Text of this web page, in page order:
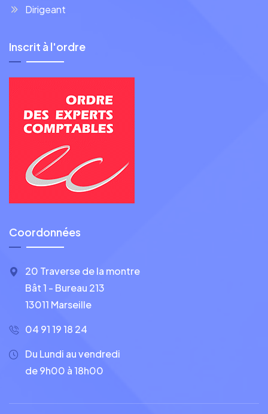
Dirigeant
Inscrit à l'ordre
Coordonnées
20 Traverse de la montre
Bât 1 - Bureau 213
13011 Marseille
04 91 19 18 24
Du Lundi au vendredi
de 9h00 à 18h00